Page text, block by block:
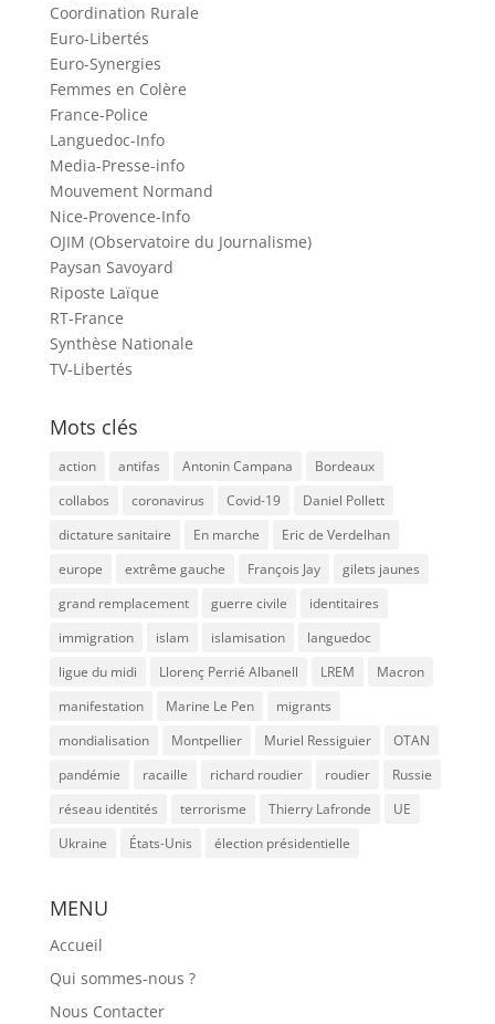
Coordination Rurale
Euro-Libertés
Euro-Synergies
Femmes en Colère
France-Police
Languedoc-Info
Media-Presse-info
Mouvement Normand
Nice-Provence-Info
OJIM (Observatoire du Journalisme)
Paysan Savoyard
Riposte Laïque
RT-France
Synthèse Nationale
TV-Libertés
Mots clés
action antifas Antonin Campana
Bordeaux
collabos
coronavirus Covid-19
Daniel Pollett
dictature sanitaire
En marche
Eric de Verdelhan
europe
extrême gauche François Jay
gilets jaunes
grand remplacement
guerre civile
identitaires
immigration
islam islamisation
languedoc
ligue du midi
Llorenç Perrié Albanell LREM
Macron
manifestation
Marine Le Pen
migrants
mondialisation
Montpellier Muriel Ressiguier
OTAN
pandémie
racaille richard roudier roudier
Russie
réseau identités
terrorisme Thierry Lafronde
UE
Ukraine
États-Unis élection présidentielle
MENU
Accueil
Qui sommes-nous ?
Nous Contacter